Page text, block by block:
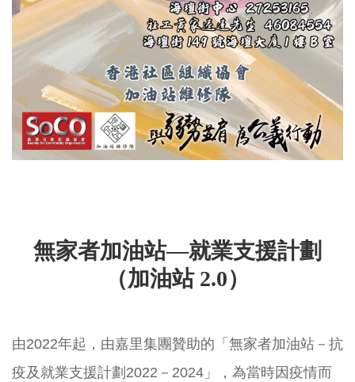
無家者加油站—就業支援計劃
（加油站 2.0）
由2022年起，由嘉里集團贊助的「無家者加油站－抗
疫及就業支援計劃2022－2024」，為當時因疫情而